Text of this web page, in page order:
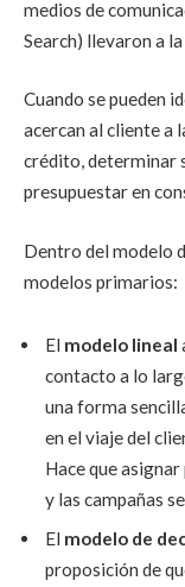
medios de
Search) llevaron a
Cuando se pueden
acercan al cliente a
crédito, determinar
presupuestar en
Dentro del modelo
modelos primarios:
El modelo lineal
contacto a lo
una forma
en el viaje del
Hace que
y las campañas
El modelo de
proposición de